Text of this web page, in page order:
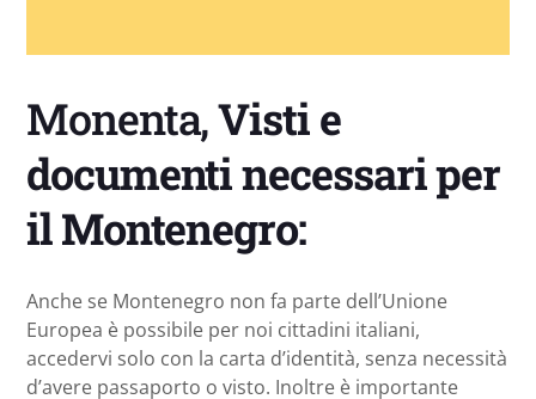
Monenta,Visti e
documenti necessari per
il Montenegro:
Anche se Montenegro non fa parte dell’Unione
Europea è possibile per noi cittadini italiani,
accedervi solo con la carta d’identità, senza necessità
d’avere passaporto o visto. Inoltre è importante